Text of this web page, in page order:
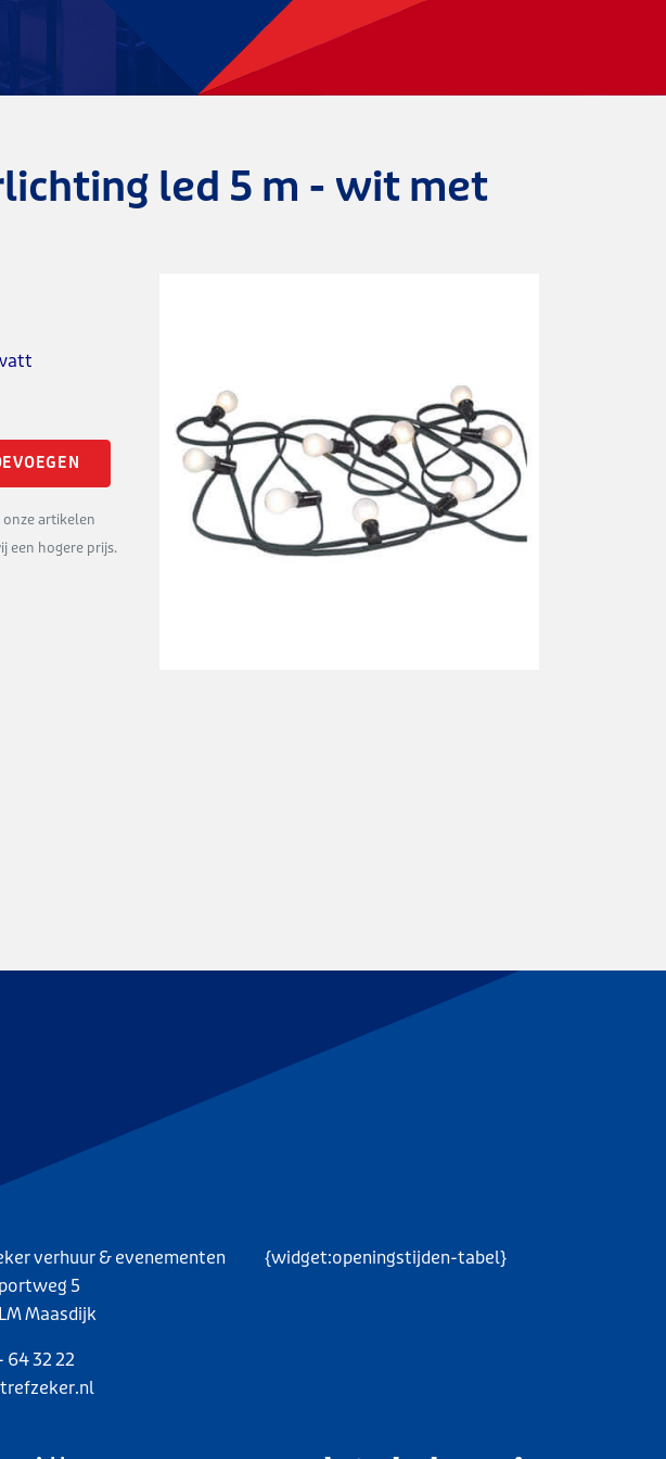
led 5 m - wit met
onze artikelen
een hogere prijs.
verhuur & evenementen
5
Maasdijk
64 32 22
{widget:openingstijden-tabel}